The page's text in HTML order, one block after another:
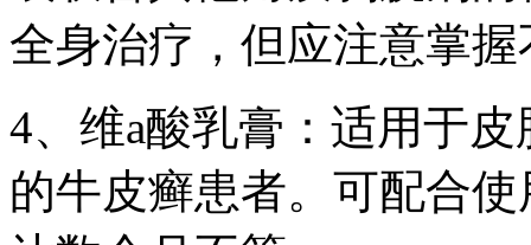
全身治疗，但应注意掌
4、维a酸乳膏：适用于
的牛皮癣患者。可配合